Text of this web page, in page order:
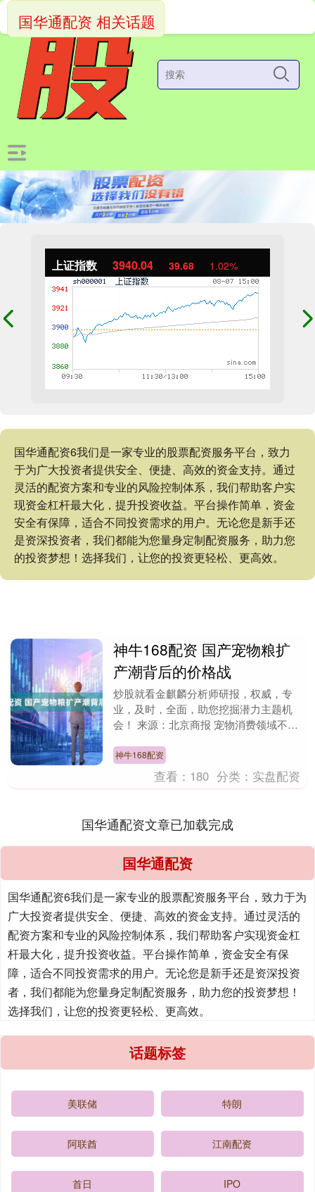
上证指数 3940.04 39.68 1.02%
国华通配资6我们是一家专业的股票配资服务平台，致力
于为广大投资者提供安全、便捷、高效的资金支持。通过
灵活的配资方案和专业的风险控制体系，我们帮助客户实
现资金杠杆最大化，提升投资收益。平台操作简单，资金
安全有保障，适合不同投资需求的用户。无论您是新手还
是资深投资者，我们都能为您量身定制配资服务，助力您
的投资梦想！选择我们，让您的投资更轻松、更高效。
国华通配资 相关话题
神牛168配资 国产宠物粮扩
产潮背后的价格战
炒股就看金麒麟分析师研报，权威，专
业，及时，全面，助您挖掘潜力主题机
会！ 来源：北京商报 宠物消费领域不断
来“自建工厂潮”。....
神牛168配资
查看： 180 分类： 实盘配资
国华通配资文章已加载完成
国华通配资
国华通配资6我们是一家专业的股票配资服务平台，致力于为
广大投资者提供安全、便捷、高效的资金支持。通过灵活的
配资方案和专业的风险控制体系，我们帮助客户实现资金杠
杆最大化，提升投资收益。平台操作简单，资金安全有保
障，适合不同投资需求的用户。无论您是新手还是资深投资
者，我们都能为您量身定制配资服务，助力您的投资梦想！
选择我们，让您的投资更轻松、更高效。
话题标签
美联储 特朗
阿联酋 江南配资
首日 IPO